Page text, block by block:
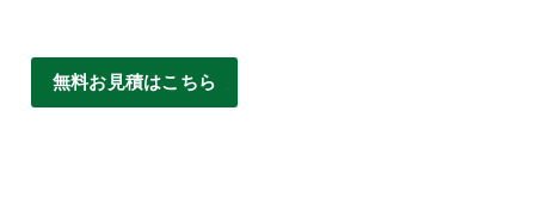
無料お見積はこちら